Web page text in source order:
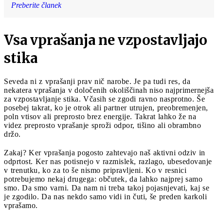
Preberite članek
Vsa vprašanja ne vzpostavljajo
stika
Seveda ni z vprašanji prav nič narobe. Je pa tudi res, da
nekatera vprašanja v določenih okoliščinah niso najprimernejša
za vzpostavljanje stika. Včasih se zgodi ravno nasprotno. Še
posebej takrat, ko je otrok ali partner utrujen, preobremenjen,
poln vtisov ali preprosto brez energije. Takrat lahko že na
videz preprosto vprašanje sproži odpor, tišino ali obrambno
držo.
Zakaj? Ker vprašanja pogosto zahtevajo naš aktivni odziv in
odprtost. Ker nas potisnejo v razmislek, razlago, ubesedovanje
v trenutku, ko za to še nismo pripravljeni. Ko v resnici
potrebujemo nekaj drugega: občutek, da lahko najprej samo
smo. Da smo varni. Da nam ni treba takoj pojasnjevati, kaj se
je zgodilo. Da nas nekdo samo vidi in čuti, še preden karkoli
vprašamo.